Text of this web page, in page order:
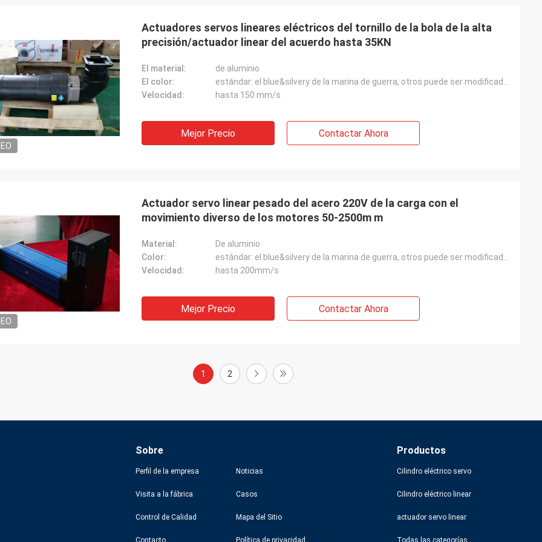
Actuadores servos lineares eléctricos del tornillo de la bola de la alta
precisión/actuador linear del acuerdo hasta 35KN
El material:
de aluminio
El color:
Velocidad:
hasta 150 mm/s
Mejor Precio Contactar Ahora
Actuador servo linear pesado del acero 220V de la carga con el
movimiento diverso de los motores 50-2500m m
Material:
De aluminio
Color:
Velocidad:
hasta 200mm/s
Mejor Precio Contactar Ahora
1 2
Sobre
Perfil de la empresa
Visita a la fábrica
Control de Calidad
Contacto
Noticias
Casos
Mapa del Sitio
Política de privacidad
Productos
Cilindro eléctrico servo
Cilindro eléctrico linear
actuador servo linear
Todas las categorías